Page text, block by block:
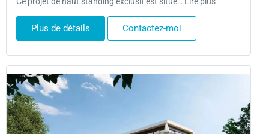
Plus de détails Contactez-moi